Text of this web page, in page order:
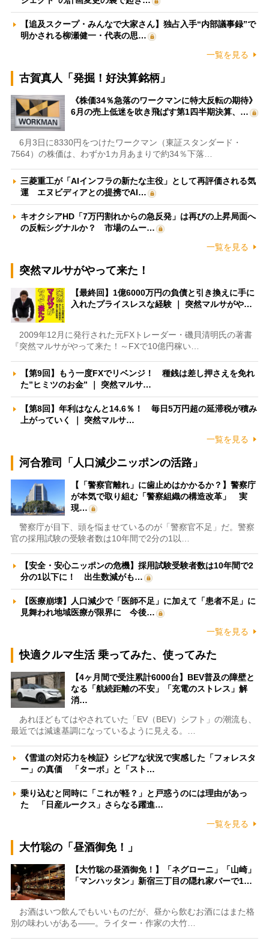
【追及スクープ・みんなで大家さん】独占入手“内部議事録”で
明かされる柳瀬健一・代表の思…
一覧を見る
古賀真人「発掘！好決算銘柄」
《株価34％急落のワークマンに特大反転の期待》
6月の売上低迷を吹き飛ばす第1四半期決算、…
6月3日に8330円をつけたワークマン（東証スタンダード・
7564）の株価は、わずか1カ月あまりで約34％下落…
三菱重工が「AIインフラの新たな主役」として再評価される気
運 エヌビディアとの提携でAI…
キオクシアHD「7万円割れからの急反発」は再びの上昇局面へ
の反転シグナルか？ 市場のムー…
一覧を見る
突然マルサがやって来た！
【最終回】1億6000万円の負債と引き換えに手に
入れたプライスレスな経験 ｜ 突然マルサがや…
2009年12月に発行された元FXトレーダー・磯貝清明氏の著書
『突然マルサがやって来た！～FXで10億円稼い…
【第9回】もう一度FXでリベンジ！ 種銭は差し押さえを免れ
た”ヒミツのお金” ｜ 突然マルサ…
【第8回】年利はなんと14.6％！ 毎日5万円超の延滞税が積み
上がっていく ｜ 突然マルサ…
一覧を見る
河合雅司「人口減少ニッポンの活路」
【「警察官離れ」に歯止めはかかるか？】警察庁
が本気で取り組む「警察組織の構造改革」 実
現…
警察庁が目下、頭を悩ませているのが「警察官不足」だ。警察
官の採用試験の受験者数は10年間で2分の1以…
【安全・安心ニッポンの危機】採用試験受験者数は10年間で2
分の1以下に！ 出生数減がも…
【医療崩壊】人口減少で「医師不足」に加えて「患者不足」に
見舞われ地域医療が限界に 今後…
一覧を見る
快適クルマ生活 乗ってみた、使ってみた
【4ヶ月間で受注累計6000台】BEV普及の障壁と
なる「航続距離の不安」「充電のストレス」解
消…
あれほどもてはやされていた「EV（BEV）シフト」の潮流も、
最近では減速基調になっているように見える。…
《雪道の対応力を検証》シビアな状況で実感した「フォレスタ
ー」の真価 「ターボ」と「スト…
乗り込むと同時に「これが軽？」と戸惑うのには理由があっ
た 「日産ルークス」さらなる躍進…
一覧を見る
大竹聡の「昼酒御免！」
【大竹聡の昼酒御免！】「ネグローニ」「山崎」
「マンハッタン」新宿三丁目の隠れ家バーで1…
お酒はいつ飲んでもいいものだが、昼から飲むお酒にはまた格
別の味わいがある――。ライター・作家の大竹…